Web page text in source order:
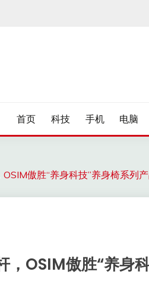
首页 科技 手机 电脑
傲胜“养身科技”养身椅系列
，OSIM傲胜“养身